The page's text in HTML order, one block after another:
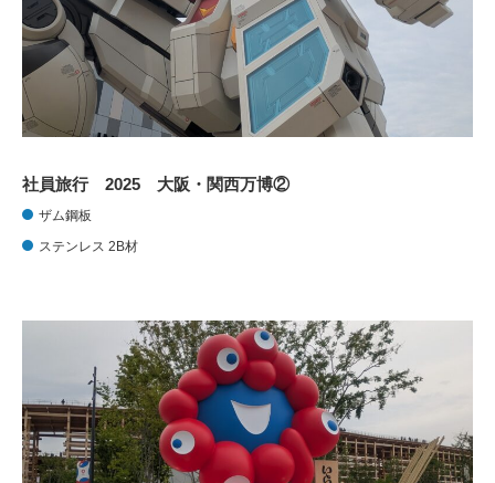
社員旅行 2025 大阪・関西万博②
ザム鋼板
ステンレス 2B材